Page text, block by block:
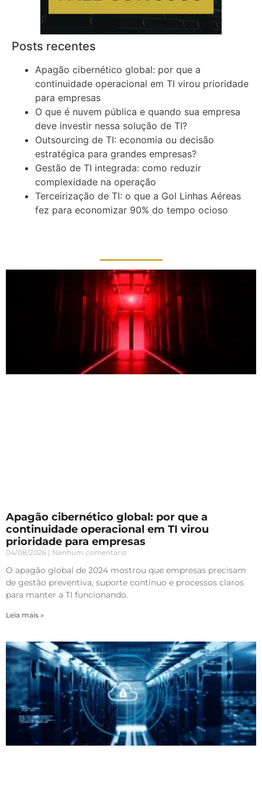
Posts recentes
Apagão cibernético global: por que a
continuidade operacional em TI virou prioridade
para empresas
O que é nuvem pública e quando sua empresa
deve investir nessa solução de TI?
Outsourcing de TI: economia ou decisão
estratégica para grandes empresas?
Gestão de TI integrada: como reduzir
complexidade na operação
Terceirização de TI: o que a Gol Linhas Aéreas
fez para economizar 90% do tempo ocioso
Apagão cibernético global: por que a
continuidade operacional em TI virou
prioridade para empresas
04/08/2026 Nenhum comentário
O apagão global de 2024 mostrou que empresas precisam
de gestão preventiva, suporte contínuo e processos claros
para manter a TI funcionando.
Leia mais »